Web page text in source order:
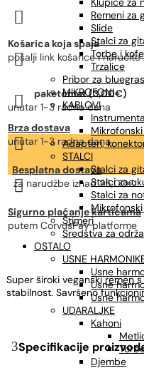
Remeni za
Slide
Stalci za
Torbe i
Trzalice
Pribor za
MIKROFONI
KABLOVI
Adapteri,
STALCI
Stalci za
Stalci za
Stalci za
Štimeri
Sredstva za
OSTALO
USNE
Usne
Usne
Usne
UDARALJKE
Kahoni
Djembe

Košarica koja spaja
pošalji link košarice i naručite

paketomat (3,00€)
unutar 1-3 radna dana

Brza dostava
unutar 1-3 radna dana

Besplatna dostava
za narudžbe iznad 25,00€

Sigurno plaćanje karticama
putem CorvusPay platforme
Super široki veganskiremens
stabilnost. Savršeno
Specifikacije